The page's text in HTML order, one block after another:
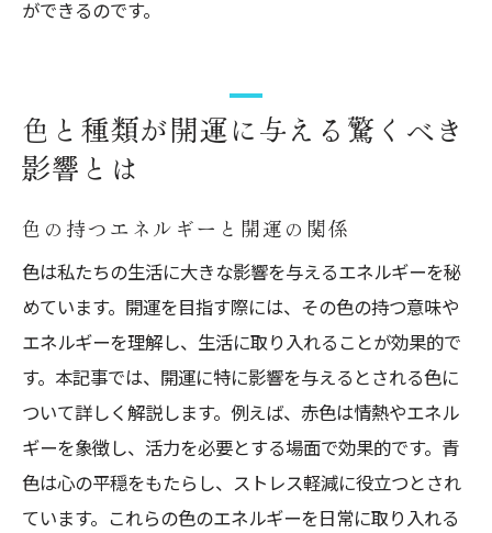
ができるのです。
色と種類が開運に与える驚くべき
影響とは
色の持つエネルギーと開運の関係
色は私たちの生活に大きな影響を与えるエネルギーを秘
めています。開運を目指す際には、その色の持つ意味や
エネルギーを理解し、生活に取り入れることが効果的で
す。本記事では、開運に特に影響を与えるとされる色に
ついて詳しく解説します。例えば、赤色は情熱やエネル
ギーを象徴し、活力を必要とする場面で効果的です。青
色は心の平穏をもたらし、ストレス軽減に役立つとされ
ています。これらの色のエネルギーを日常に取り入れる